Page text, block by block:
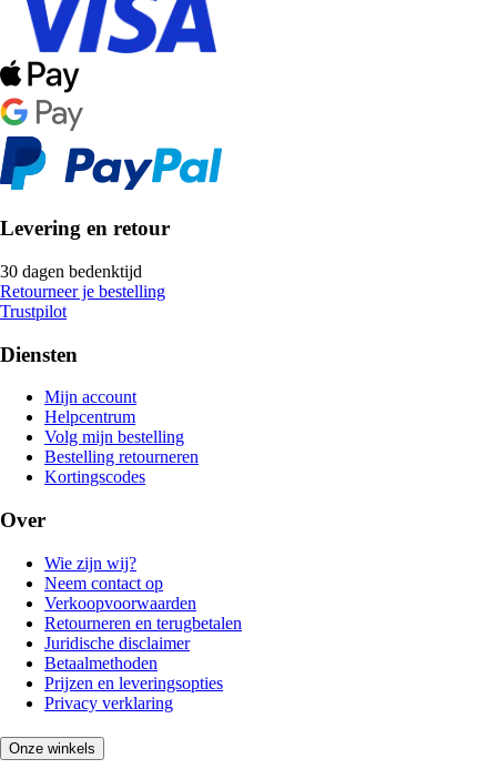
Levering en retour
30 dagen bedenktijd
Retourneer je bestelling
Trustpilot
Diensten
Mijn account
Helpcentrum
Volg mijn bestelling
Bestelling retourneren
Kortingscodes
Over
Wie zijn wij?
Neem contact op
Verkoopvoorwaarden
Retourneren en terugbetalen
Juridische disclaimer
Betaalmethoden
Prijzen en leveringsopties
Privacy verklaring
Onze winkels